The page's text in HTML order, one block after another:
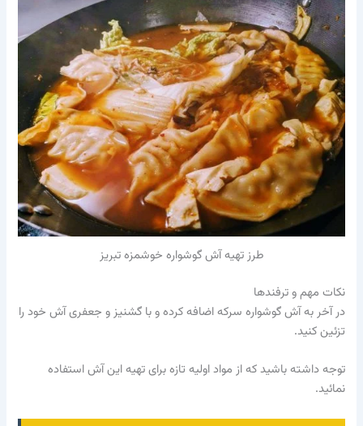
طرز تهیه آش گوشواره خوشمزه تبریز
نکات مهم و ترفندها
در آخر به آش گوشواره سرکه اضافه کرده و با گشنیز و جعفری آش خود را
تزئین کنید.
توجه داشته باشید که از مواد اولیه تازه برای تهیه این آش استفاده
نمائید.